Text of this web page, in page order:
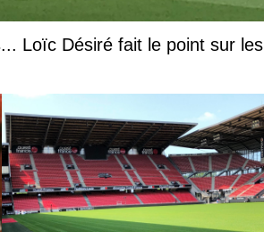
Loïc Désiré fait le point sur les